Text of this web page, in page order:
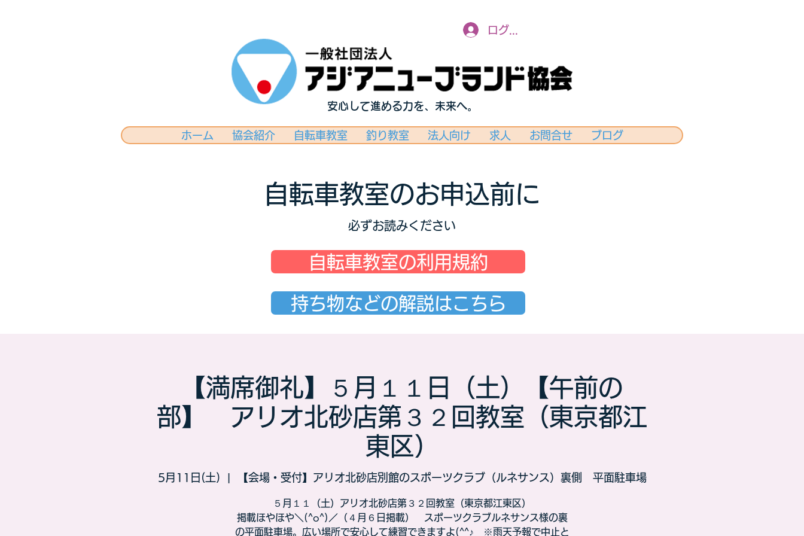
安心して進める力を、未来へ。
ログイン
ホーム 協会紹介 自転車教室 釣り教室 法人向け 求人 お問合せ ブログ
自転車教室のお申込前に
必ずお読みください
自転車教室の利用規約
持ち物などの解説はこちら
【満席御礼】５月１１日（土）【午前の
部】 アリオ北砂店第３２回教室（東京都江
東区）
5月11日(土) 【会場・受付】アリオ北砂店別館のスポーツクラブ（ルネサンス）裏側 平面駐車場
５月１１（土）アリオ北砂店第３２回教室（東京都江東区）​
掲載ほやほや＼(^o^)／（４月６日掲載） スポーツクラブルネサンス様の裏
の平面駐車場。広い場所で安心して練習できますよ(^^♪ ※雨天予報で中止と